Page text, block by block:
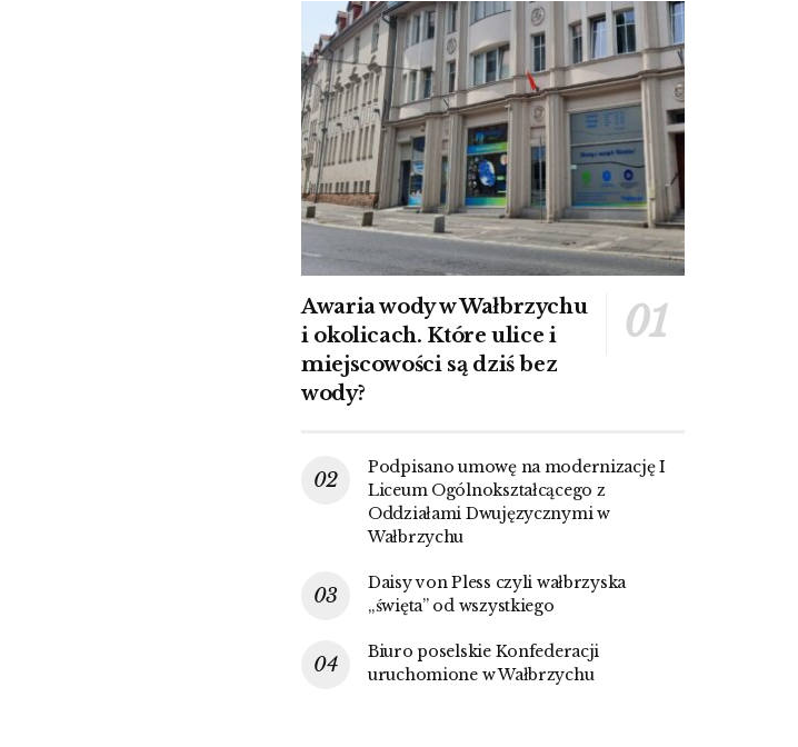
Awaria wody w Wałbrzychu
i okolicach. Które ulice i
miejscowości są dziś bez
wody?
Podpisano umowę na modernizację I
Liceum Ogólnokształcącego z
Oddziałami Dwujęzycznymi w
Wałbrzychu
Daisy von Pless czyli wałbrzyska
„święta” od wszystkiego
Biuro poselskie Konfederacji
uruchomione w Wałbrzychu